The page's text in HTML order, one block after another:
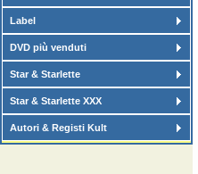
Label
DVD più venduti
Star & Starlette
Star & Starlette XXX
Autori & Registi Kult